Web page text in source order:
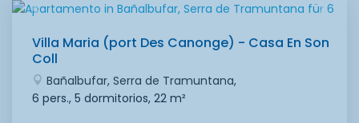
Villa Maria (port Des Canonge) - Casa En Son
Coll
Bañalbufar, Serra de Tramuntana,
6 pers., 5 dormitorios, 22 m²